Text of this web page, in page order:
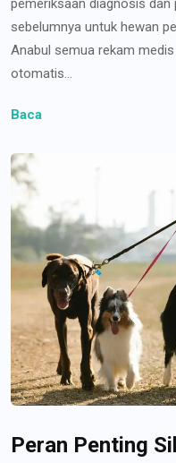
pemeriksaan diagnosis
sebelumnya untuk hewan
Anabul semua rekam
otomatis...
Baca
Peran Penting